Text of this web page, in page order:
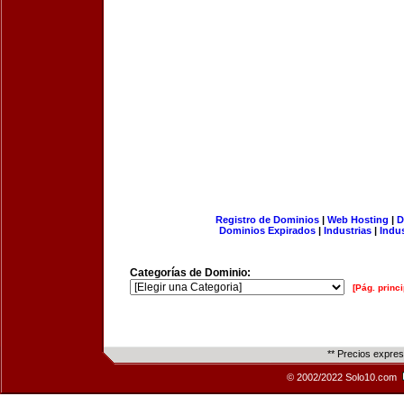
Registro de Dominios| Web Hosting |
Dominios Expirados | Industrias |
Categorías de Dominio:
[Pág.
** Precios
© 2002/2022 Solo10.com